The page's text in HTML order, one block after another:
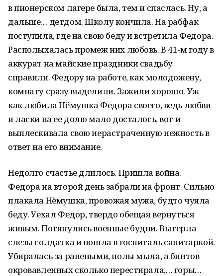
в пионерском лагере была, тем и спаслась. Ну, а
дальше… детдом. Школу кончила. На рабфак
поступила, где на свою беду и встретила Федора.
Располыхалась промеж них любовь. В 41-м году в
аккурат на майские праздники свадьбу
справили. Федору на работе, как молодожену,
комнату сразу выделили. Зажили хорошо. Уж
как любила Нёмушка Федора своего, ведь любви
и ласки на ее долю мало досталось, вот и
выплескивала свою нерастраченную нежность в
ответ на его внимание.
Недолго счастье длилось. Пришла война.
Федора на второй день забрали на фронт. Сильно
плакала Нёмушка, провожая мужа, будто чуяла
беду. Уехал Федор, твердо обещая вернуться
живым. Потянулись военные будни. Вытерла
слезы солдатка и пошла в госпиталь санитаркой.
Убиралась за ранеными, полы мыла, а бинтов
окровавленных сколько перестирала,… горы…